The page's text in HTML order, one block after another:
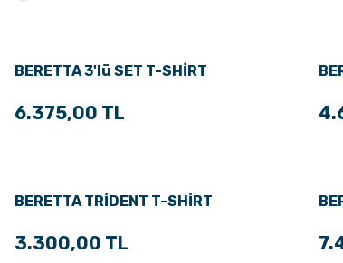
BERETTA 3'lü SET T-SHİRT
6.375,00 TL
BERETTA TRİDENT T-SHİRT
3.300,00 TL